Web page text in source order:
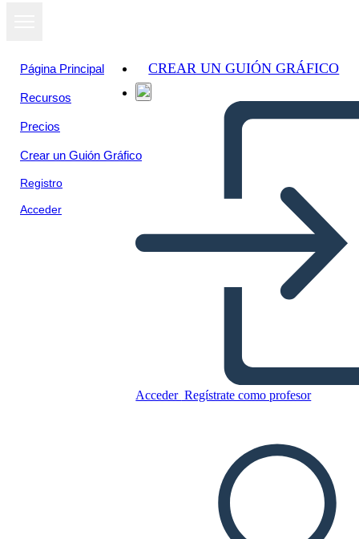
Página Principal
Recursos
Precios
Crear un Guión Gráfico
Registro
Acceder
CREAR UN GUIÓN GRÁFICO
Acceder Regístrate como profesor
ציר זמן תנועות ספרותי אמריקאי
CREAR UN GUIÓN GRÁFICO
JUEGO DE DIAPOSITIVAS
LEERME